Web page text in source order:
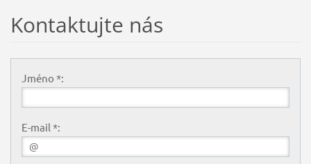
Kontaktujte nás
Jméno *:
E-mail *: